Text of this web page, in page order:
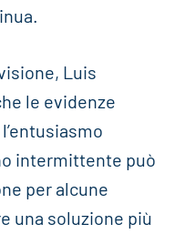
Luis
le evidenze
intermittente può
per alcune
una soluzione più